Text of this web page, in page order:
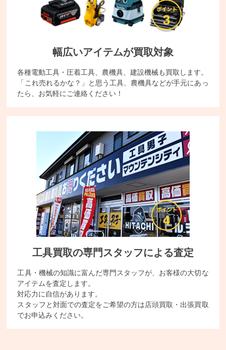
幅広いアイテムが買取対象
各種電動工具・圧着工具、農機具、建設機械も買取します。
「これ売れるかな？」と思う工具、農機具などが手元にあっ
たら、お気軽にご連絡ください！
工具買取の専門スタッフによる査定
工具・機械の知識に富んだ専門スタッフが、お客様の大切な
アイテムを査定します。
対応力に自信があります。
スタッフと対面での査定をご希望の方は店頭買取・出張買取
でお申込みください。